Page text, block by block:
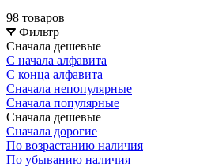
98 товаров
Фильтр
Сначала дешевые
С начала алфавита
С конца алфавита
Сначала непопулярные
Сначала популярные
Сначала дешевые
Сначала дорогие
По возрастанию наличия
По убыванию наличия